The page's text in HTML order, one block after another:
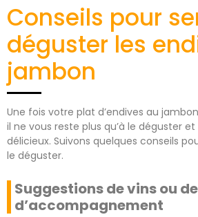
Conseils pour
déguster les
jambon
Une fois votre plat d’endives au
il ne vous reste plus qu’à le déguster
délicieux. Suivons quelques conseils
le déguster.
Suggestions de vins ou
d’accompagnement